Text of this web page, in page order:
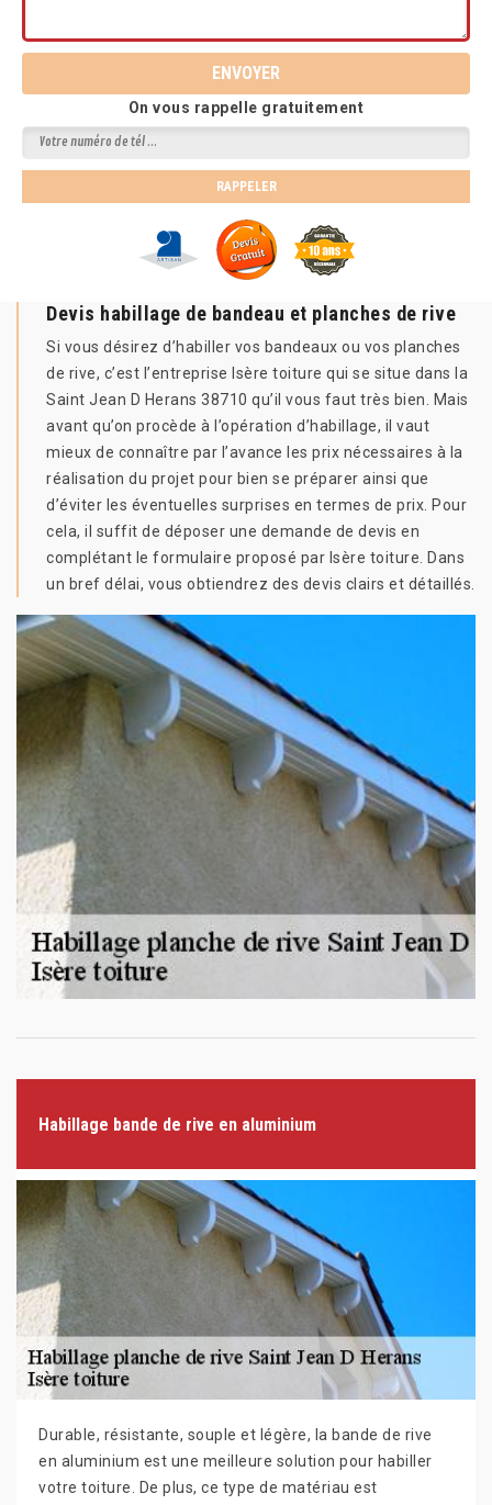
On vous rappelle gratuitement
Devis habillage de bandeau et planches de rive
Si vous désirez d’habiller vos bandeaux ou vos planches
de rive, c’est l’entreprise Isère toiture qui se situe dans la
Saint Jean D Herans 38710 qu’il vous faut très bien. Mais
avant qu’on procède à l’opération d’habillage, il vaut
mieux de connaître par l’avance les prix nécessaires à la
réalisation du projet pour bien se préparer ainsi que
d’éviter les éventuelles surprises en termes de prix. Pour
cela, il suffit de déposer une demande de devis en
complétant le formulaire proposé par Isère toiture. Dans
un bref délai, vous obtiendrez des devis clairs et détaillés.
Habillage bande de rive en aluminium
Durable, résistante, souple et légère, la bande de rive
en aluminium est une meilleure solution pour habiller
votre toiture. De plus, ce type de matériau est